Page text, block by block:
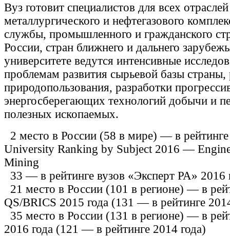
Вуз готовит специалистов для всех
металлургического и нефтегазового
службы, промышленного и гражданского
России, стран ближнего и дальнего
университете ведутся интенсивные
проблемам развития сырьевой базы страны,
природопользования, разработки
энергосберегающих технологий добычи и
полезных ископаемых.
2 место в России (58 в мире) — в
University Ranking by Subject 2016 —
Mining
33 — в рейтинге вузов «Эксперт РА» 2016
21 место в России (101 в регионе) — в
QS/BRICS 2015 года (131 — в рейтинге
35 место в России (131 в регионе) — в
2016 года (121 — в рейтинге 2014 года)